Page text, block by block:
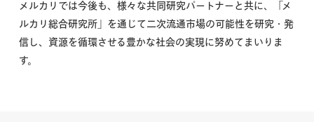
メルカリでは今後も、様々な共同研究パートナーと共に、「メ
ルカリ総合研究所」を通じて二次流通市場の可能性を研究・発
信し、資源を循環させる豊かな社会の実現に努めてまいりま
す。